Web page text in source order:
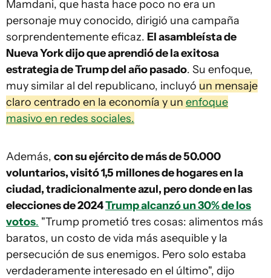
Mamdani, que hasta hace poco no era un
personaje muy conocido, dirigió una campaña
sorprendentemente eficaz. El asambleísta de
Nueva York dijo que aprendió de la exitosa
estrategia de Trump del año pasado. Su enfoque,
muy similar al del republicano, incluyó un mensaje
claro centrado en la economía y un enfoque
masivo en redes sociales.
Además, con su ejército de más de 50.000
voluntarios, visitó 1,5 millones de hogares en la
ciudad, tradicionalmente azul, pero donde en las
elecciones de 2024Trump alcanzó un 30% de los
votos. "Trump prometió tres cosas: alimentos más
baratos, un costo de vida más asequible y la
persecución de sus enemigos. Pero solo estaba
verdaderamente interesado en el último", dijo